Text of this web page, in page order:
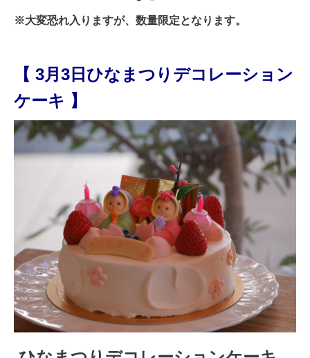
※大変恐れ入りますが、数量限定となります。
【 3月3日ひなまつりデコレーション
ケーキ 】